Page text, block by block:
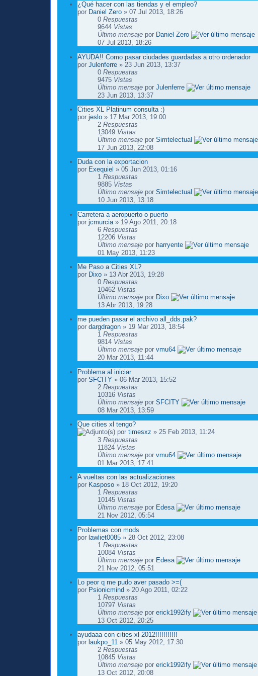
¿Qué hacer con las tiendas y el empleo?
por Daniel Zero » 07 Jul 2013, 18:26
0Respuestas
9644 Vistas
Último mensaje por Daniel Zero
07 Jul 2013, 18:26
AYUDA!! Como pasar ciudades guardadas a otro ordenador
porJulenferre » 23 Jun 2013, 13:37
0Respuestas
9475 Vistas
Último mensaje porJulenferre
23 Jun 2013, 13:37
Cities XL Platinum consulta :)
porjeslo » 17 Mar 2013, 19:00
2Respuestas
13049 Vistas
Último mensaje porSimtelectual
17 Jun 2013, 22:08
Duda con la exportacion
por Exequiel » 05 Jun 2013, 01:16
1Respuestas
9885 Vistas
Último mensaje porSimtelectual
10 Jun 2013, 13:18
Carretera a aeropuerto o puerto
porjcmurcia » 19 Ago 2011, 20:18
6Respuestas
12206 Vistas
Último mensaje por harryente
01 May 2013, 11:23
Me Paso a Cities XL?
por Dixo » 13 Abr 2013, 19:28
0Respuestas
10462 Vistas
Último mensaje por Dixo
13 Abr 2013, 19:28
me pueden pasar el archivo all_dds.pak?
pordargdragon » 19 Mar 2013, 18:54
1Respuestas
9814 Vistas
Último mensaje porvmu64
20 Mar 2013, 11:44
Problema al iniciar
porSFCITY » 06 Mar 2013, 15:52
2Respuestas
10316 Vistas
Último mensaje porSFCITY
08 Mar 2013, 13:59
Que cities xl tengo?
portimesxz » 25 Feb 2013, 11:24
3Respuestas
11824 Vistas
Último mensaje porvmu64
01 Mar 2013, 17:41
A vueltas con las actualizaciones
por Kasposo » 18 Oct 2012, 19:20
1Respuestas
10145 Vistas
Último mensaje por Edesa
21 Nov 2012, 05:54
Problemas con mods
porlawliet0085 » 28 Oct 2012, 23:08
1Respuestas
10084 Vistas
Último mensaje por Edesa
21 Nov 2012, 05:51
Lo peor q me pudo aver pasado >=(
por Psionicmind » 20 Ago 2011, 02:22
1Respuestas
10797 Vistas
Último mensaje porerick1992ify
13 Oct 2012, 20:25
ayudaaa con cities xl 2012!!!!!!!!!!!
por laukpo_11 » 05 May 2012, 17:30
2Respuestas
10845 Vistas
Último mensaje porerick1992ify
13 Oct 2012, 20:08